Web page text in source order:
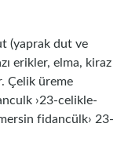
(yaprak dut ve
erikler, elma, kiraz
Çelik üreme
›23-celikle-
fidancülk› 23-